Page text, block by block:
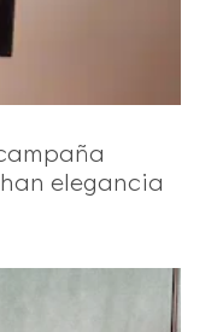
elegancia